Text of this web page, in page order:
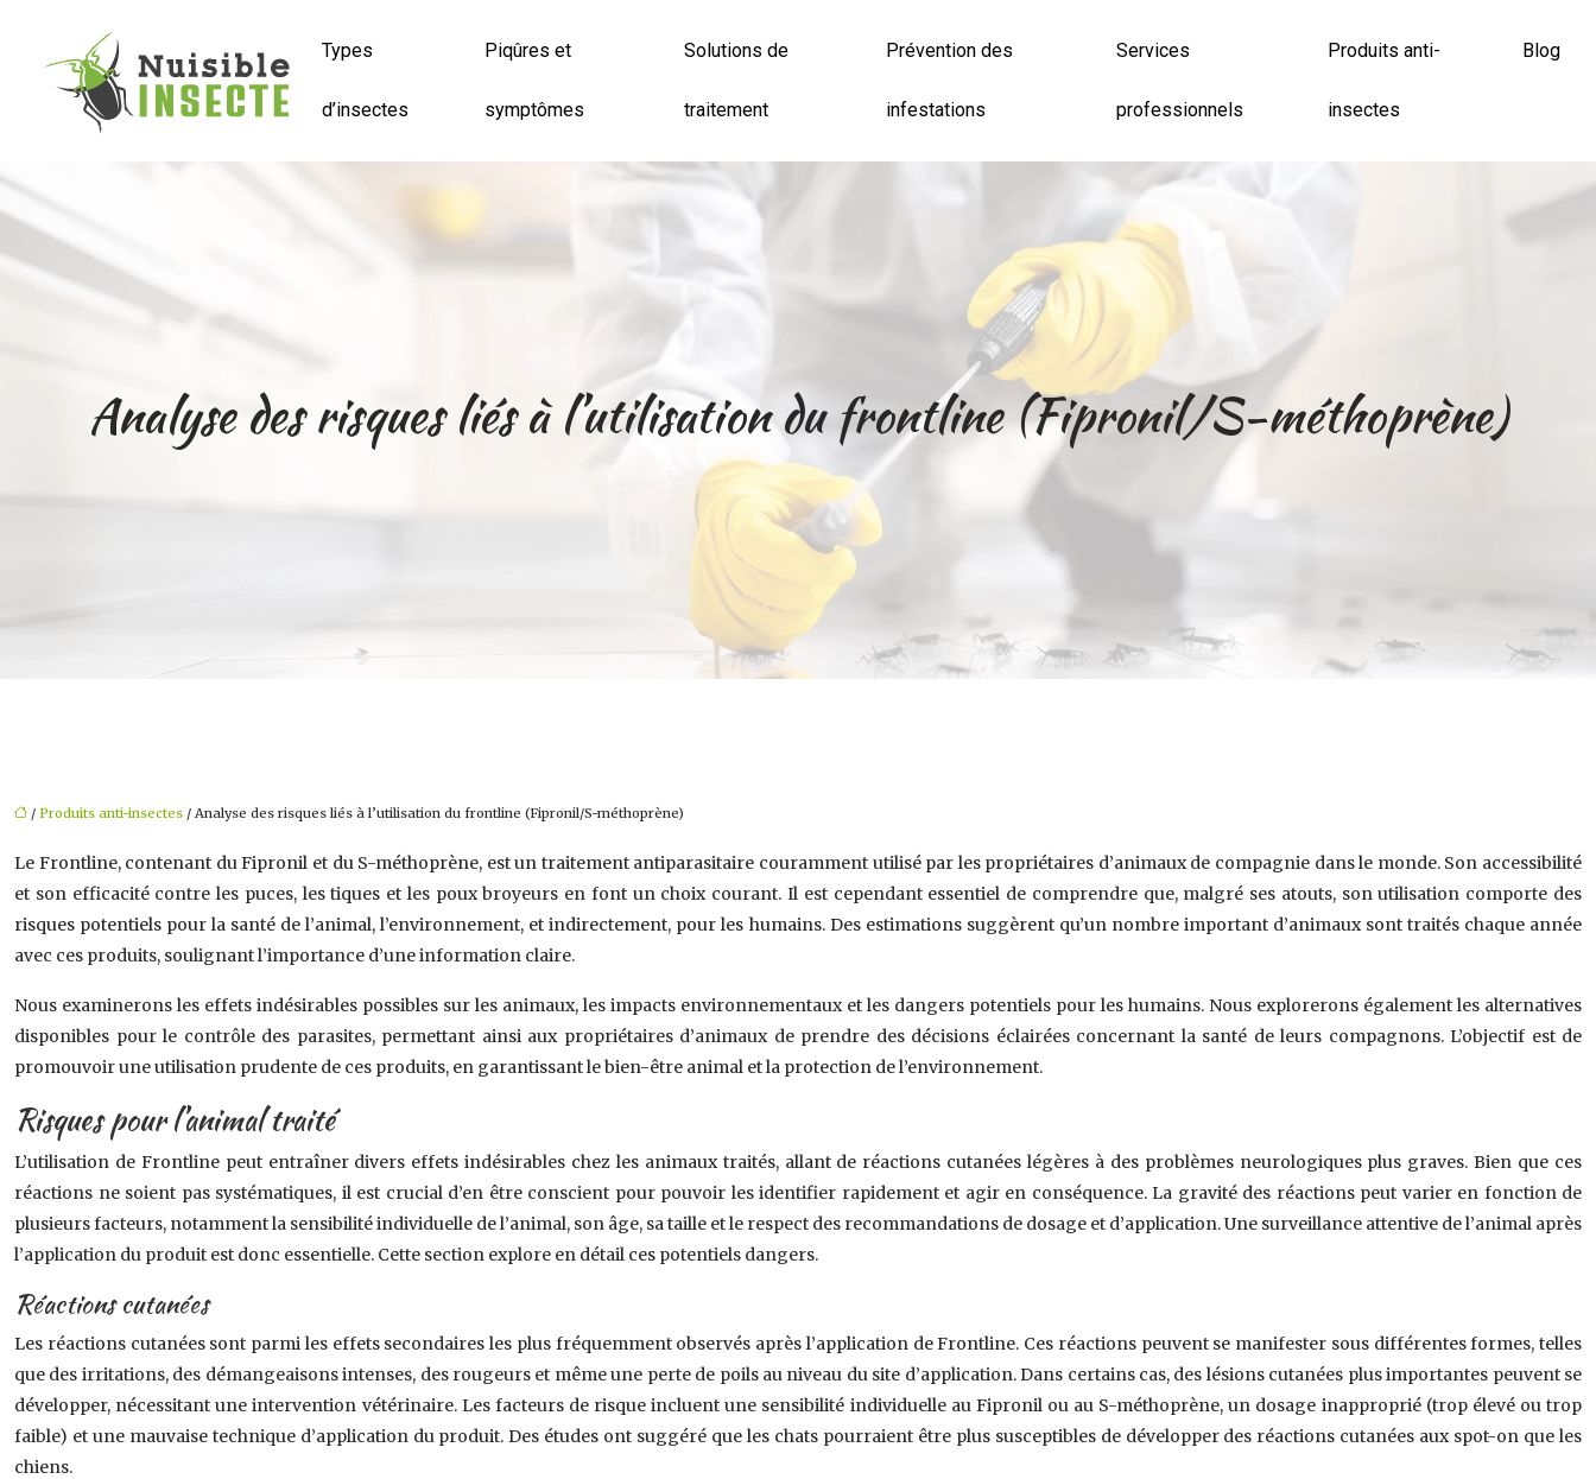
Types
d’insectes
Piqûres et
symptômes
Solutions de
traitement
Prévention des
infestations
Services
professionnels
Produits anti-
insectes
Blog
Analyse des risques liés à l’utilisation du frontline (Fipronil/S-méthoprène)
/ Produits anti-insectes / Analyse des risques liés à l’utilisation du frontline (Fipronil/S-méthoprène)
Le Frontline, contenant du Fipronil et du S-méthoprène, est un traitement antiparasitaire couramment utilisé par les propriétaires d’animaux de compagnie dans le monde. Son accessibilité
et son efficacité contre les puces, les tiques et les poux broyeurs en font un choix courant. Il est cependant essentiel de comprendre que, malgré ses atouts, son utilisation comporte des
risques potentiels pour la santé de l’animal, l’environnement, et indirectement, pour les humains. Des estimations suggèrent qu’un nombre important d’animaux sont traités chaque année
avec ces produits, soulignant l’importance d’une information claire.
Nous examinerons les effets indésirables possibles sur les animaux, les impacts environnementaux et les dangers potentiels pour les humains. Nous explorerons également les alternatives
disponibles pour le contrôle des parasites, permettant ainsi aux propriétaires d’animaux de prendre des décisions éclairées concernant la santé de leurs compagnons. L’objectif est de
promouvoir une utilisation prudente de ces produits, en garantissant le bien-être animal et la protection de l’environnement.
Risques pour l’animal traité
L’utilisation de Frontline peut entraîner divers effets indésirables chez les animaux traités, allant de réactions cutanées légères à des problèmes neurologiques plus graves. Bien que ces
réactions ne soient pas systématiques, il est crucial d’en être conscient pour pouvoir les identifier rapidement et agir en conséquence. La gravité des réactions peut varier en fonction de
plusieurs facteurs, notamment la sensibilité individuelle de l’animal, son âge, sa taille et le respect des recommandations de dosage et d’application. Une surveillance attentive de l’animal après
l’application du produit est donc essentielle. Cette section explore en détail ces potentiels dangers.
Réactions cutanées
Les réactions cutanées sont parmi les effets secondaires les plus fréquemment observés après l’application de Frontline. Ces réactions peuvent se manifester sous différentes formes, telles
que des irritations, des démangeaisons intenses, des rougeurs et même une perte de poils au niveau du site d’application. Dans certains cas, des lésions cutanées plus importantes peuvent se
développer, nécessitant une intervention vétérinaire. Les facteurs de risque incluent une sensibilité individuelle au Fipronil ou au S-méthoprène, un dosage inapproprié (trop élevé ou trop
faible) et une mauvaise technique d’application du produit. Des études ont suggéré que les chats pourraient être plus susceptibles de développer des réactions cutanées aux spot-on que les
chiens.